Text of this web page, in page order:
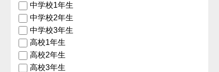
中学校1年生
中学校2年生
中学校3年生
高校1年生
高校2年生
高校3年生